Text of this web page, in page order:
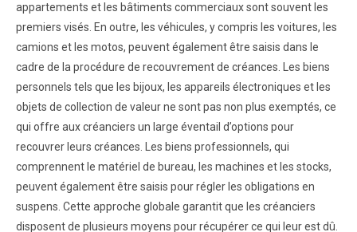
appartements et les bâtiments commerciaux sont souvent les
premiers visés. En outre, les véhicules, y compris les voitures, les
camions et les motos, peuvent également être saisis dans le
cadre de la procédure de recouvrement de créances. Les biens
personnels tels que les bijoux, les appareils électroniques et les
objets de collection de valeur ne sont pas non plus exemptés, ce
qui offre aux créanciers un large éventail d’options pour
recouvrer leurs créances. Les biens professionnels, qui
comprennent le matériel de bureau, les machines et les stocks,
peuvent également être saisis pour régler les obligations en
suspens. Cette approche globale garantit que les créanciers
disposent de plusieurs moyens pour récupérer ce qui leur est dû.